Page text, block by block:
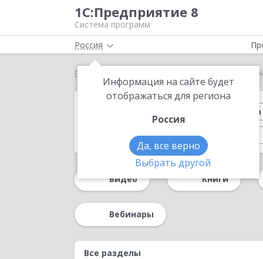
1С:Предприятие 8
Система программ
Россия
Информация на сайте будет
отображаться для региона
Россия
Да, все верно
Выбрать другой
Главная
Управление производством
День Документооборота 2024
Регламентированный учет Казначейство
Форум пользователей ДО 2020
Процессы и согласование в «1С:УХ»
Система управления предприятием
Видео Книги
Вебинары